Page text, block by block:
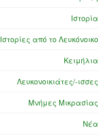
Ιστορία
Ιστορίες από το Λευκόνοικο
Κειμήλια
Λευκονοικιάτες/-ισσες
Μνήμες Μικρασίας
Νέα